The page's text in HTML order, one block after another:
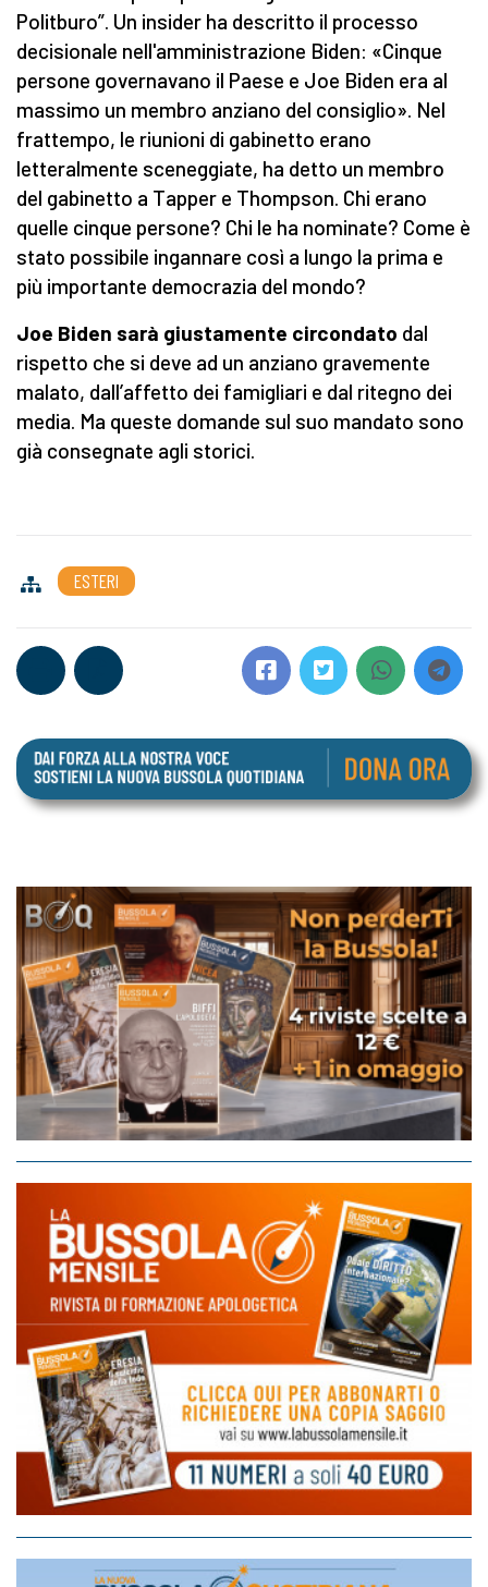
Politburo”. Un insider ha descritto il processo
decisionale nell'amministrazione Biden: «Cinque
persone governavano il Paese e Joe Biden era al
massimo un membro anziano del consiglio». Nel
frattempo, le riunioni di gabinetto erano
letteralmente sceneggiate, ha detto un membro
del gabinetto a Tapper e Thompson. Chi erano
quelle cinque persone? Chi le ha nominate? Come è
stato possibile ingannare così a lungo la prima e
più importante democrazia del mondo?
Joe Biden sarà giustamente circondato dal
rispetto che si deve ad un anziano gravemente
malato, dall’affetto dei famigliari e dal ritegno dei
media. Ma queste domande sul suo mandato sono
già consegnate agli storici.
ESTERI